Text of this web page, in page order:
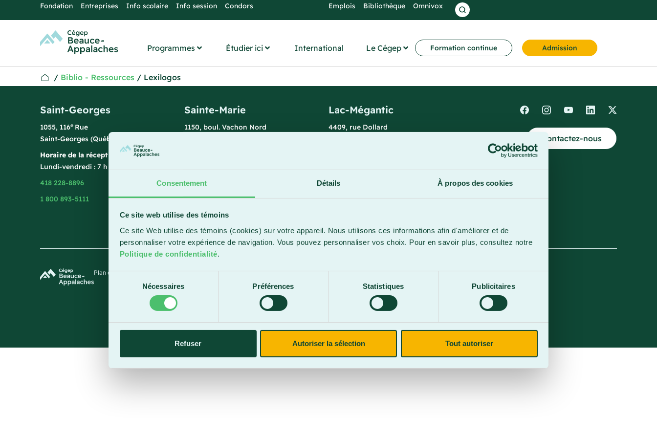
Consentement Détails À propos des cookies
Ce site web utilise des témoins
Ce site Web utilise des témoins (cookies) sur votre appareil. Nous utilisons ces informations afin d'améliorer et de
personnaliser votre expérience de navigation. Vous pouvez personnaliser vos choix. Pour en savoir plus, consultez notre
Politique de confidentialité.
Sélection
consentement
Nécessaires Préférences Statistiques Publicitaires
Refuser Autoriser la sélection Tout autoriser
Fondation Entreprises Info scolaire Info session Condors Emplois Bibliothèque Omnivox
Programmes Étudier ici International Le Cégep Formation continue Admission
/ Biblio - Ressources / Lexilogos
Saint-Georges
1055, 116e Rue
Saint-Georges (Québec) G5Y 3G1
Horaire de la réception
Lundi-vendredi : 7 h 45 à 15 h 45
418 228-8896
1 800 893-5111
Sainte-Marie
1150, boul. Vachon Nord
418 387-8896
Lac-Mégantic
4409, rue Dollard
819 583-5432
Contactez-nous
Plan du siteTermes et conditionsPolitique de confidentialitéSite web parParkour3 Expert HubSpot